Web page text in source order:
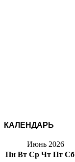
КАЛЕНДАРЬ
Июнь 2026
Пн Вт Ср Чт Пт Сб